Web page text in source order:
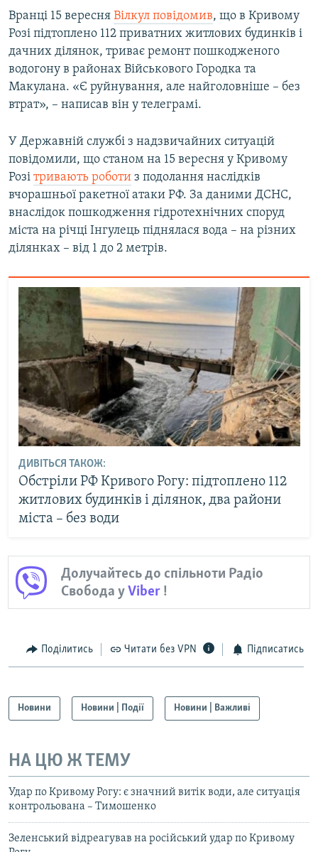
Вранці 15 вересня Вілкул повідомив, що в Кривому
Розі підтоплено 112 приватних житлових будинків і
дачних ділянок, триває ремонт пошкодженого
водогону в районах Військового Городка та
Макулана. «Є руйнування, але найголовніше – без
втрат», – написав він у телеграмі.
У Державній службі з надзвичайних ситуацій
повідомили, що станом на 15 вересня у Кривому
Розі тривають роботи з подолання наслідків
вчорашньої ракетної атаки РФ. За даними ДСНС,
внаслідок пошкодження гідротехнічних споруд
міста на річці Інгулець піднялася вода – на різних
ділянках – від 1 до 2 метрів.
ДИВІТЬСЯ ТАКОЖ:
Обстріли РФ Кривого Рогу: підтоплено 112
житлових будинків і ділянок, два райони
міста – без води
Долучайтесь до спільноти Радіо
Свобода уViber !
Поділитись Читати без VPN Підписатись
Новини Новини | Події Новини | Важливі
НА ЦЮ Ж ТЕМУ
Удар по Кривому Рогу: є значний витік води, але ситуація
контрольована – Тимошенко
Зеленський відреагував на російський удар по Кривому